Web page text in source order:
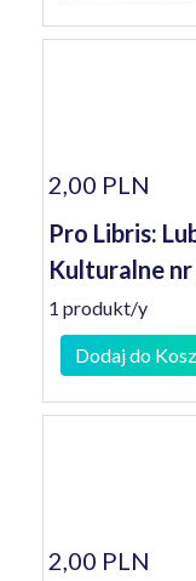
2,00 PLN
Pro Libris:
Kulturalne
1 produkt/y
Dodaj do
2,00 PLN